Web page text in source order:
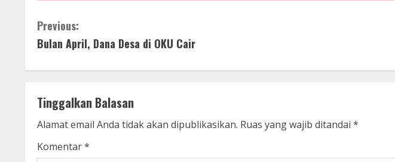
C
o
n
t
i
n
Previous:
Bulan April, Dana Desa di OKU Cair
Tinggalkan Balasan
Alamat email Anda tidak akan dipublikasikan. Ruas yang wajib ditandai *
Komentar*